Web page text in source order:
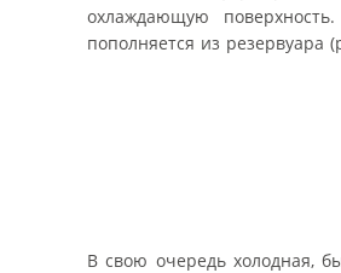
охлаждающую
пополняется из резервуара
В свою очередь холодная,